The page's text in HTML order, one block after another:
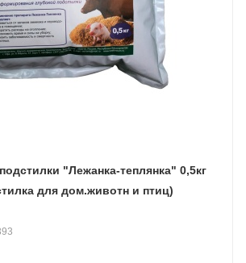
"Лежанка-теплянка" 0,5кг
для дом.животн и птиц)